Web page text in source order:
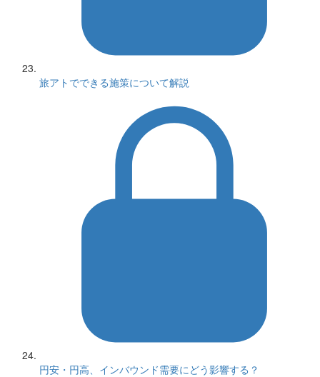
旅アトでできる施策について解説
円安・円高、インバウンド需要にどう影響する？